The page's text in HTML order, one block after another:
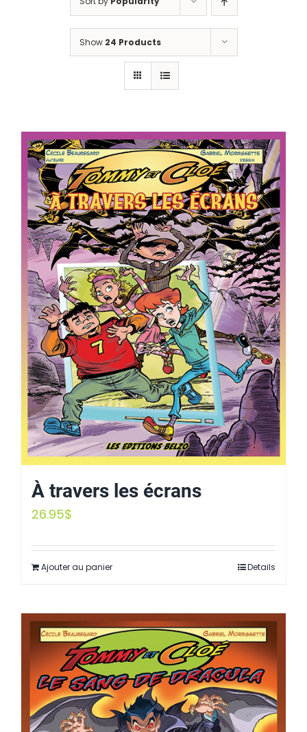
Show 24 Products
À travers les écrans
26.95$
Ajouter au panier Details